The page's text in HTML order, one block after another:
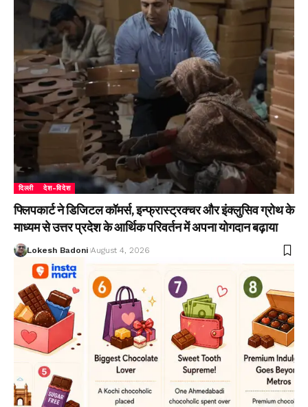
दिल्ली देश-विदेश
फ्लिपकार्ट ने डिजिटल कॉमर्स, इन्फ्रास्ट्रक्चर और इंक्लुसिव ग्रोथ के
माध्यम से उत्तर प्रदेश के आर्थिक परिवर्तन में अपना योगदान बढ़ाया
Lokesh Badoni August 4, 2026